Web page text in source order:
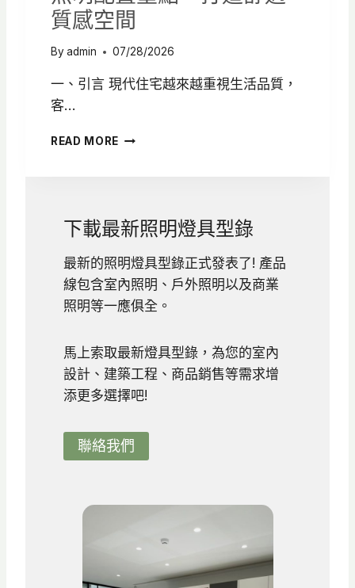
例
解
質感空間
Byadmin 07/28/2026
一、引言 現代住宅越來越重視生活品質，
客…
READ MORE
計
怎
做
？
6
明
配
置
重
，
打
適
下載最新照明燈具型錄
最新的照明燈具型錄正式發表了! 產品
線包含室內照明、戶外照明以及商業
照明等一應俱全。
馬上索取最新燈具型錄，為您的室內
設計、建築工程、商品銷售等需求增
添更多選擇吧!
聯絡我們